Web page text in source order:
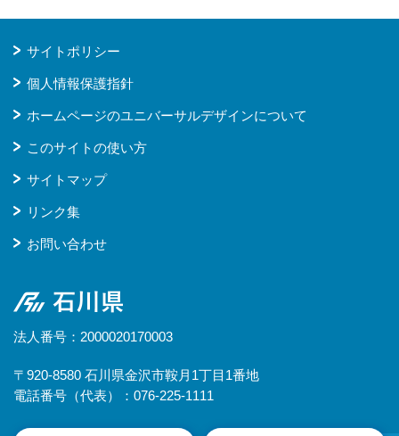
サイトポリシー
個人情報保護指針
ホームページのユニバーサルデザインについて
このサイトの使い方
サイトマップ
リンク集
お問い合わせ
石川県
法人番号：2000020170003
〒920-8580 石川県金沢市鞍月1丁目1番地
電話番号（代表）：076-225-1111